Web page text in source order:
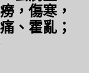
，傷寒，
、霍亂；